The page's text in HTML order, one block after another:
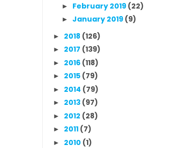
► February 2019 (22)
► January 2019 (9)
► 2018 (126)
► 2017 (139)
► 2016 (118)
► 2015 (79)
► 2014 (79)
► 2013 (97)
► 2012 (28)
► 2011 (7)
► 2010 (1)